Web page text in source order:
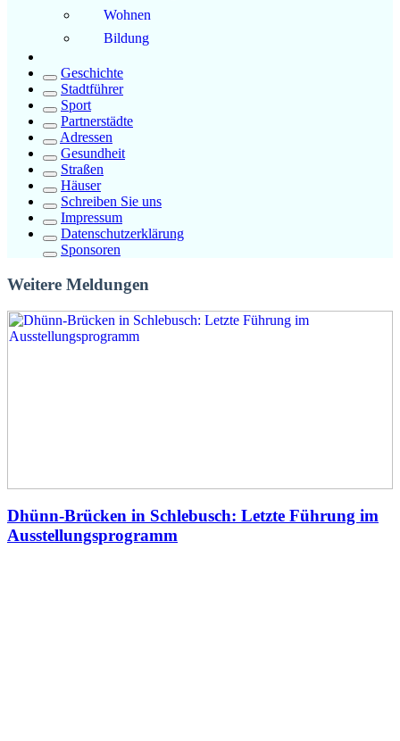
Wohnen
Bildung
Geschichte
Stadtführer
Sport
Partnerstädte
Adressen
Gesundheit
Straßen
Häuser
Schreiben Sie uns
Impressum
Datenschutzerklärung
Sponsoren
Weitere Meldungen
Dhünn-Brücken in Schlebusch: Letzte Führung im
Ausstellungsprogramm